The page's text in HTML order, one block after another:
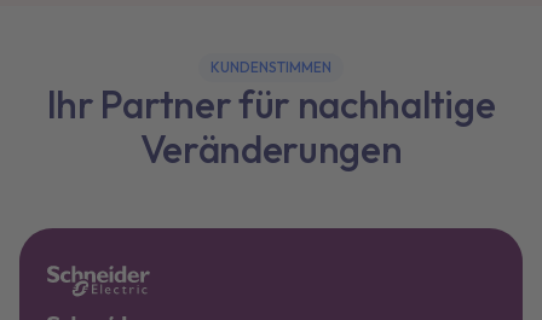
KUNDENSTIMMEN
Ihr Partner für nachhaltige
Veränderungen